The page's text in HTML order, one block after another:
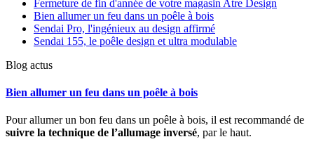
Fermeture de fin d'année de votre magasin Atre Design
Bien allumer un feu dans un poêle à bois
Sendai Pro, l'ingénieux au design affirmé
Sendai 155, le poêle design et ultra modulable
Blog actus
Bien allumer un feu dans un poêle à bois
Pour allumer un bon feu dans un poêle à bois, il est recommandé de
suivre la technique de l’allumage inversé, par le haut.